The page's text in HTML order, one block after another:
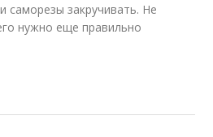
саморезы закручивать. Не
нужно еще правильно